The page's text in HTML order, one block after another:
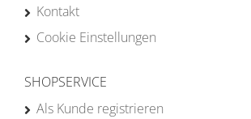
Kontakt
Cookie Einstellungen
SHOPSERVICE
Als Kunde registrieren